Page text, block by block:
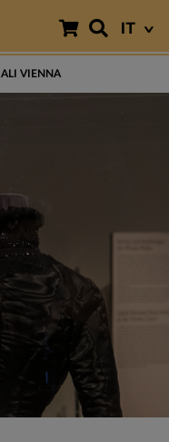
IT
VIENNA